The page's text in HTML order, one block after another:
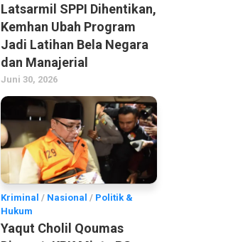
Latsarmil SPPI Dihentikan,
Kemhan Ubah Program
Jadi Latihan Bela Negara
dan Manajerial
Juni 30, 2026
Kriminal / Nasional / Politik &
Hukum
Yaqut Cholil Qoumas